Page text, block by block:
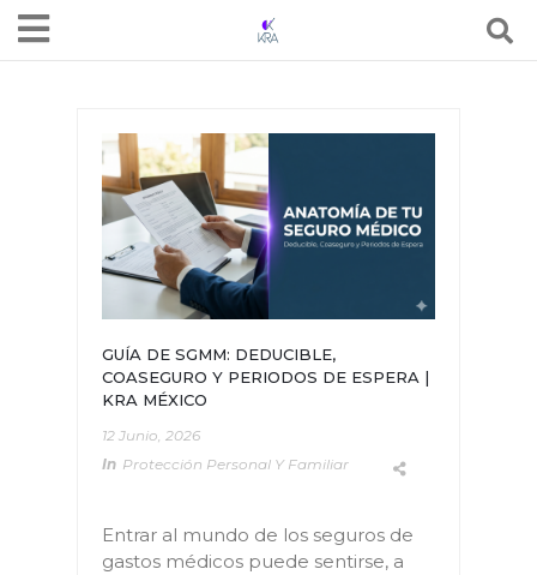
GUÍA DE SGMM: DEDUCIBLE,
COASEGURO Y PERIODOS DE ESPERA |
KRA MÉXICO
12 Junio, 2026
In Protección Personal Y Familiar
Entrar al mundo de los seguros de
gastos médicos puede sentirse, a